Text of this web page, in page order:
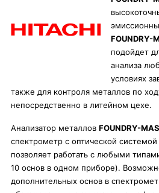
FOUNDRY-
подойдет
анализа
условиях
также для контроля металлов по
непосредственно в литейном цехе.
Анализатор металлов FOUNDRY-
спектрометр с оптической
позволяет работать с любыми
10 основ в одном приборе).
дополнительных основ в